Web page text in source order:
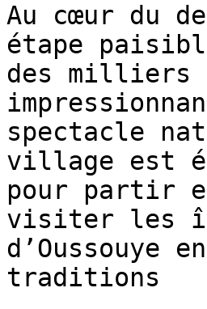
Au cœur du
étape
des milliers
spectacle
village est
pour partir
visiter les
d’Oussouye
traditions